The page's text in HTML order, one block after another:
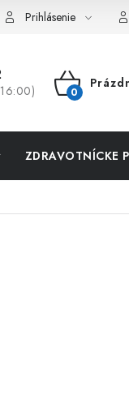
Prihlásenie
NÁKUPNÝ
ZDRAVOTNÍCKE